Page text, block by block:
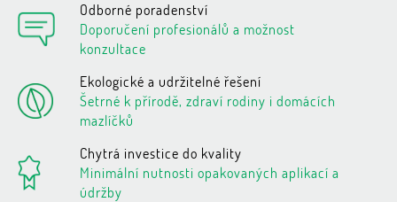
Odborné poradenství
Doporučení profesionálů a možnost
konzultace
Ekologické a udržitelné řešení
Šetrné k přírodě, zdraví rodiny i domácích
mazlíčků
Chytrá investice do kvality
Minimální nutnosti opakovaných aplikací a
údržby